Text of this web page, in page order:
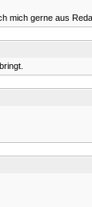
gerne aus